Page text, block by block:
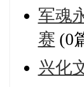
军魂
赛 (0
兴化